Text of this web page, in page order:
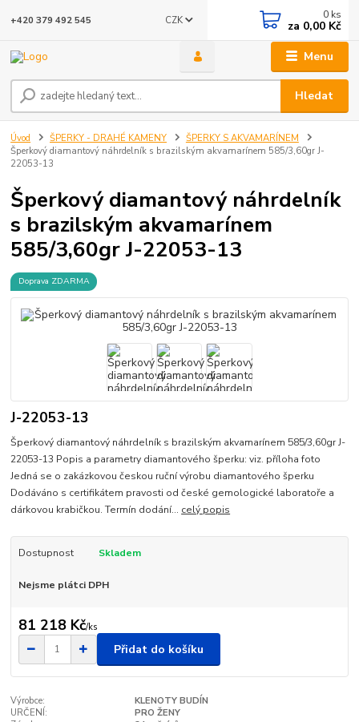
Menu
CZK
Hledat
+420 379 492 545 0 ks
za 0,00 Kč
Úvod ŠPERKY - DRAHÉ KAMENY
ŠPERKY S AKVAMARÍNEM
Šperkový diamantový náhrdelník s brazilským akvamarínem 585/3,60gr J-
22053-13
Šperkový diamantový náhrdelník
s brazilským akvamarínem
585/3,60gr J-22053-13
Doprava ZDARMA
J-22053-13
Šperkový diamantový náhrdelník s brazilským akvamarínem 585/3,60gr J-
22053-13 Popis a parametry diamantového šperku: viz. příloha foto
Jedná se o zakázkovou českou ruční výrobu diamantového šperku
Dodáváno s certifikátem pravosti od české gemologické laboratoře a
dárkovou krabičkou. Termín dodání... celý popis
Dostupnost Skladem
Nejsme plátci DPH
81 218 Kč/ks
Přidat do košíku
Výrobce:
KLENOTY BUDÍN
URČENÍ:
PRO ŽENY